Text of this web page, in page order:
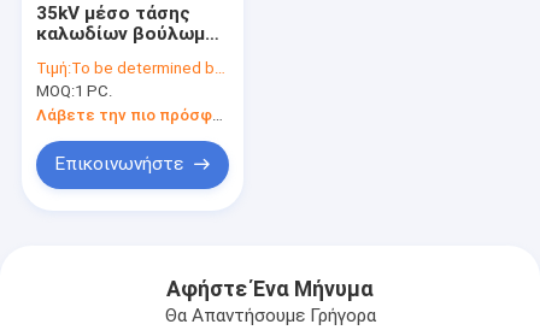
35kV μέσο τάσης
καλωδίων βούλωμα
εσωτερικό στον
ευθύ συνδετήρα
Τιμή:To be determined by type and quantity.
MOQ:1 PC.
Λάβετε την πιο πρόσφατη τιμή
Επικοινωνήστε
Αφήστε Ένα Μήνυμα
Θα Απαντήσουμε Γρήγορα